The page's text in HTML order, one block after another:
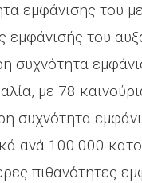
εμφάνισης του
εμφάνισής του
συχνότητα
με 78
συχνότητα
ανά 100.000
πιθανότητες